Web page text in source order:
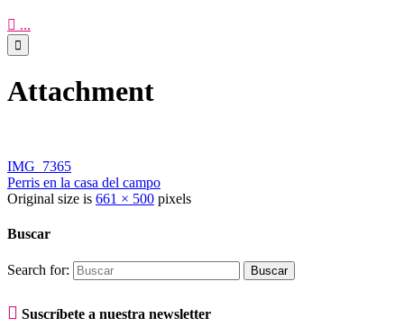
 ...

Attachment
IMG_7365
Perris en la casa del campo
Original size is 661 × 500 pixels
Buscar
Search for:
 Suscríbete a nuestra newsletter